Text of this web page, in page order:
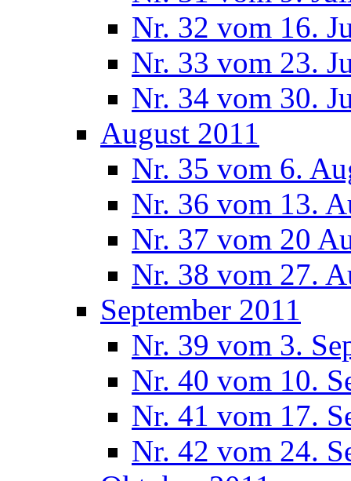
Nr. 32 vom 16.
Nr. 33 vom 23.
Nr. 34 vom 30.
August 2011
Nr. 35 vom 6.
Nr. 36 vom 13.
Nr. 37 vom 20
Nr. 38 vom 27.
September 2011
Nr. 39 vom 3.
Nr. 40 vom 10.
Nr. 41 vom 17.
Nr. 42 vom 24.